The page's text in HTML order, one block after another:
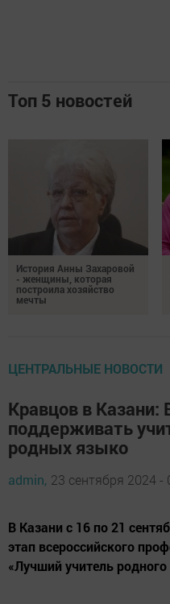
Топ 5 новостей
История Анны Захаровой
- женщины, которая
построила хозяйство
мечты
ЦЕНТРАЛЬНЫЕ НОВОСТИ
Кравцов в Казани:
поддерживать
родных языко
admin, 23 сентября 2024 -
В Казани с 16 по 21
этап всероссийского
«Лучший учитель